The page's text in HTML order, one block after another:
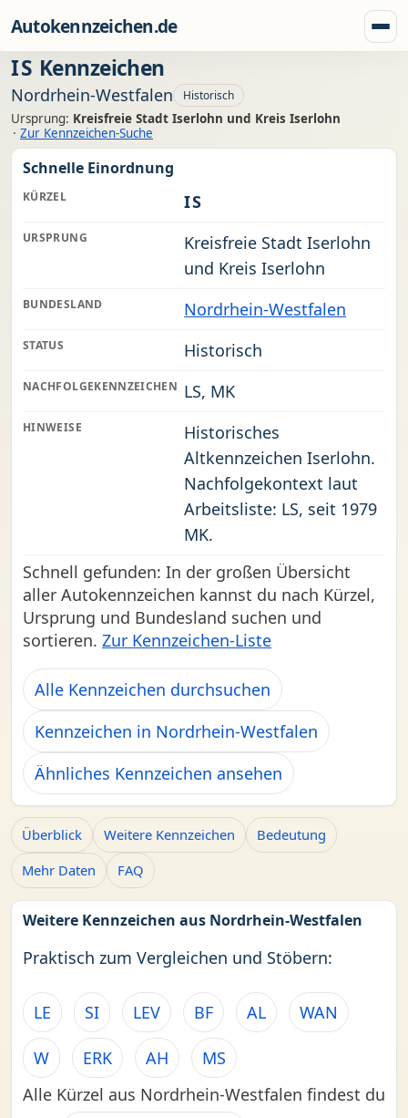
Autokennzeichen.de
IS Kennzeichen
Nordrhein-Westfalen Historisch
Ursprung: Kreisfreie Stadt Iserlohn und Kreis Iserlohn
· Zur Kennzeichen-Suche
Schnelle Einordnung
KÜRZEL IS
URSPRUNG
Kreisfreie Stadt Iserlohn
und Kreis Iserlohn
BUNDESLAND Nordrhein-Westfalen
STATUS Historisch
NACHFOLGEKENNZEICHEN LS, MK
HINWEISE
Historisches
Altkennzeichen Iserlohn.
Nachfolgekontext laut
Arbeitsliste: LS, seit 1979
MK.
Schnell gefunden: In der großen Übersicht
aller Autokennzeichen kannst du nach Kürzel,
Ursprung und Bundesland suchen und
sortieren. Zur Kennzeichen-Liste
Alle Kennzeichen durchsuchen
Kennzeichen in Nordrhein-Westfalen
Ähnliches Kennzeichen ansehen
Überblick Weitere Kennzeichen
Bedeutung
Mehr Daten
FAQ
Weitere Kennzeichen aus Nordrhein-Westfalen
Praktisch zum Vergleichen und Stöbern:
LE SI LEV BF AL WAN
W ERK AH
MS
Alle Kürzel aus Nordrhein-Westfalen findest du